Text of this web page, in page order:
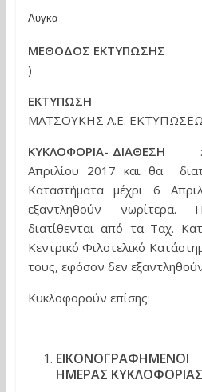
Λύγκα
ΜΕΘΟΔΟΣ ΕΚΤΥΠΩΣΗΣ :
)
ΕΚΤΥΠΩΣΗ
:
ΜΑΤΣΟΥΚΗΣ Α.Ε.
ΚΥΚΛΟΦΟΡΙΑ- ΔΙΑΘΕΣΗ :
Απριλίου 2017 και θα
Καταστήματα μέχρι 6
εξαντληθούν νωρίτερα.
διατίθενται από τα Ταχ.
Κεντρικό Φιλοτελικό
τους, εφόσον δεν
Κυκλοφορούν επίσης:
ΕΙΚΟΝΟΓΡΑΦΗΜΕΝΟΙ
ΗΜΕΡΑΣ ΚΥΚΛΟΦΟΡΙΑΣ